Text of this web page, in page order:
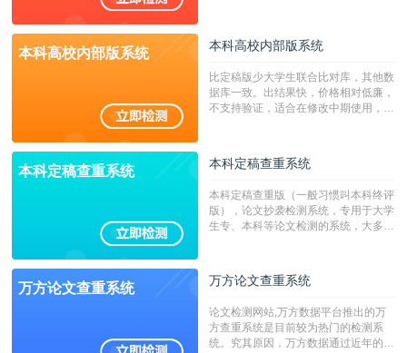
本科高校内部版系统 本科高校内部版系统
比定稿版少大学生联合比对库，其他数
据库一致。出结果快，价格相对低廉，
不支持验证，适合在修改中期使用，定
本科定稿查重系统 本科定稿查重系统
本科定稿查重版（一般习惯叫本科终评
版），论文抄袭检测系统，专用于大学
生专、本科等论文检测的系统，大多数
万方论文查重系统 万方论文查重系统
论文检测网站,万方数据平台推出的万
方查重系统是目前较为热门的检测系
统。究其原因，万方数据通过近年的发